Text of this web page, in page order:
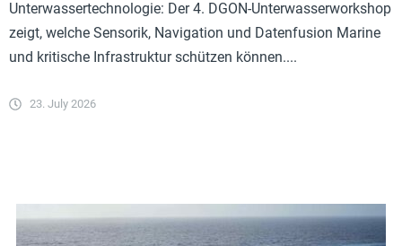
Unterwassertechnologie: Der 4. DGON-Unterwasserworkshop
zeigt, welche Sensorik, Navigation und Datenfusion Marine
und kritische Infrastruktur schützen können....
23. July 2026